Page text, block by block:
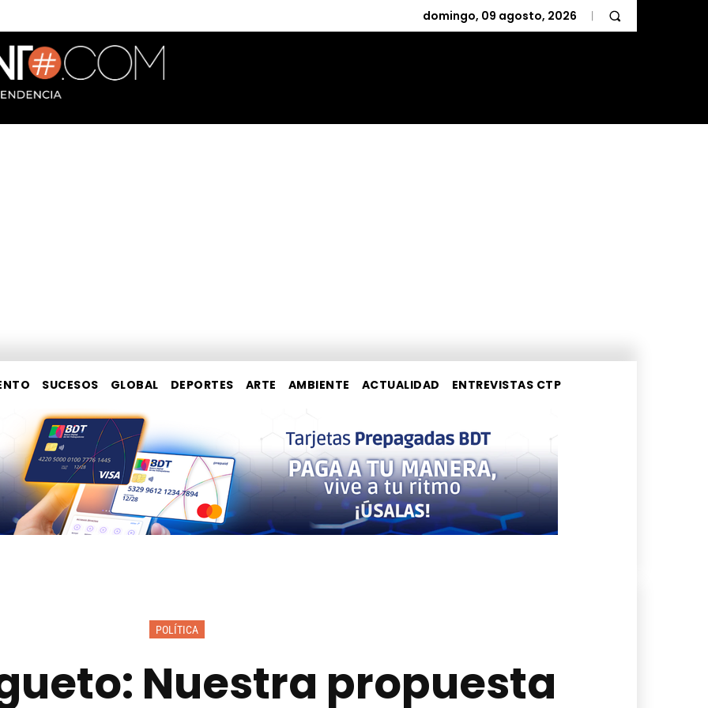
domingo, 09 agosto, 2026
SUCESOS GLOBAL DEPORTES ARTE AMBIENTE ACTUALIDAD ENTREVISTAS CTP
POLÍTICA
Nuestra propuesta